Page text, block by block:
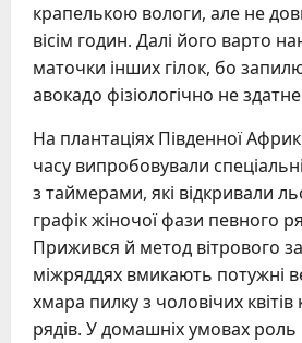
крапелькою вологи, але не
вісім годин. Далі його варто
маточки інших гілок, бо
авокадо фізіологічно не
На плантаціях Південної
часу випробовували
з таймерами, які відкривали
графік жіночої фази певного
Прижився й метод вітрового
міжряддях вмикають потужні
хмара пилку з чоловічих
рядів. У домашніх умовах роль